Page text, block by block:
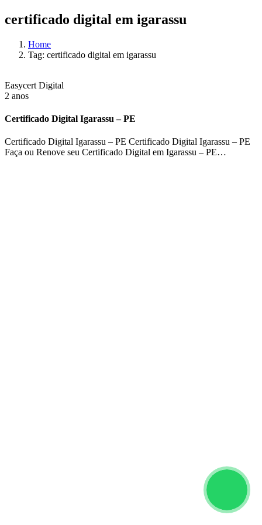
certificado digital em igarassu
Home
Tag: certificado digital em igarassu
Easycert Digital
2 anos
Certificado Digital Igarassu – PE
Certificado Digital Igarassu – PE Certificado Digital Igarassu – PE
Faça ou Renove seu Certificado Digital em Igarassu – PE…